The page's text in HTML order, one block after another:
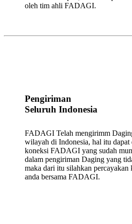
oleh tim ahli FADAGI.
Pengiriman
Seluruh Indonesia
FADAGI Telah mengirimm
wilayah di Indonesia, hal itu dapat
koneksi FADAGI yang sudah
dalam pengiriman Daging yang
maka dari itu silahkan percayakan
anda bersama FADAGI.